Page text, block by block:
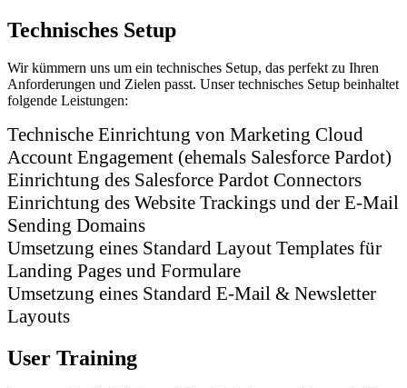
Technisches Setup
Wir kümmern uns um ein technisches Setup, das perfekt zu Ihren
Anforderungen und Zielen passt. Unser technisches Setup beinhaltet
folgende Leistungen:
​​Technische Einrichtung von Marketing Cloud
Account Engagement (ehemals Salesforce Pardot)
Einrichtung des Salesforce Pardot Connectors
Einrichtung des Website Trackings und der E-Mail
Sending Domains
Umsetzung eines Standard Layout Templates für
Landing Pages und Formulare
Umsetzung eines Standard E-Mail & Newsletter
Layouts
User Training